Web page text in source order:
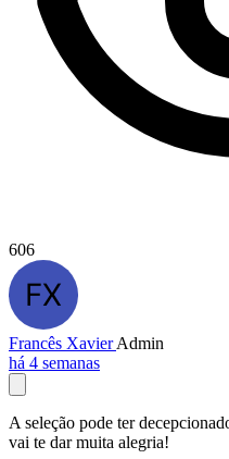
606
Francês XavierAdmin
há 4 semanas
A seleção pode ter
vai te dar muita alegria!